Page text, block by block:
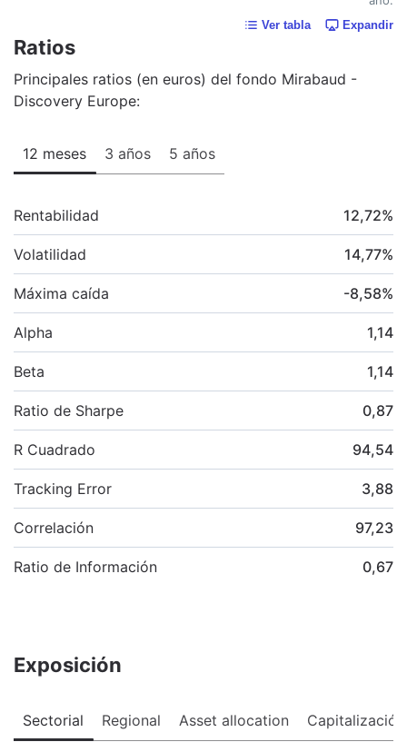
Ver tabla Expandir
Ratios
Principales ratios (en euros) del fondo Mirabaud -
Discovery Europe:
12 meses 3 años 5 años
Rentabilidad 12,72%
Volatilidad 14,77%
Máxima caída -8,58%
Alpha 1,14
Beta 1,14
Ratio de Sharpe 0,87
R Cuadrado 94,54
Tracking Error 3,88
Correlación 97,23
Ratio de Información 0,67
Exposición
Sectorial Regional Asset allocation Capitalización